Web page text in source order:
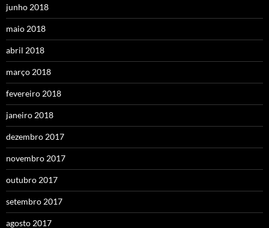
junho 2018
maio 2018
abril 2018
março 2018
fevereiro 2018
janeiro 2018
dezembro 2017
novembro 2017
outubro 2017
setembro 2017
agosto 2017